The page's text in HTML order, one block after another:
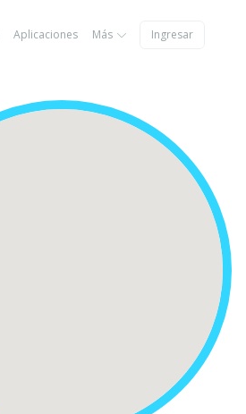
Aplicaciones Más Ingresar